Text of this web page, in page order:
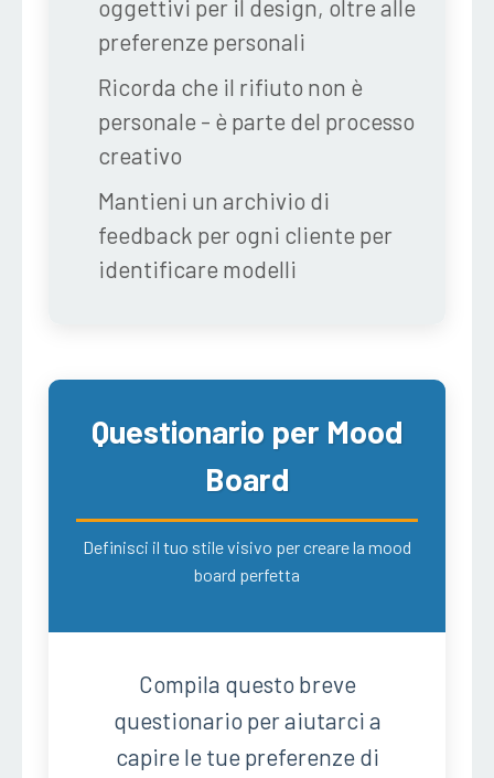
oggettivi per il design, oltre alle
preferenze personali
Ricorda che il rifiuto non è
personale - è parte del processo
creativo
Mantieni un archivio di
feedback per ogni cliente per
identificare modelli
Questionario per Mood
Board
Definisci il tuo stile visivo per creare la mood
board perfetta
Compila questo breve
questionario per aiutarci a
capire le tue preferenze di